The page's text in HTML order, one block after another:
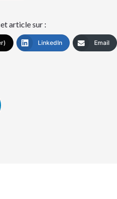
article sur :
LinkedIn Email